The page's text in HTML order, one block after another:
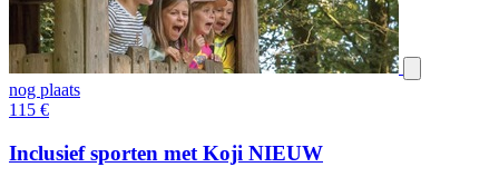
nog plaats
115 €
Inclusief sporten met Koji NIEUW